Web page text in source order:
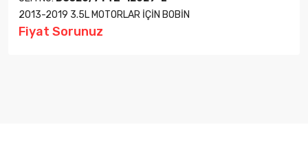
2013-2019 3.5L MOTORLAR İÇİN BOBİN
Fiyat Sorunuz